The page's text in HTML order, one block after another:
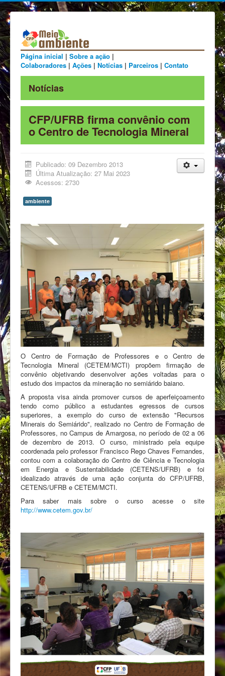
Página inicial | Sobre a ação |
Colaboradores | Ações | Notícias | Parceiros | Contato
Notícias
CFP/UFRB firma convênio com
o Centro de Tecnologia Mineral
Publicado: 09 Dezembro 2013
Última Atualização: 27 Mai 2023
Acessos: 2730
ambiente
O Centro de Formação de Professores e o Centro de
Tecnologia Mineral (CETEM/MCTI) propõem firmação de
convênio objetivando desenvolver ações voltadas para o
estudo dos impactos da mineração no semiárido baiano.
A proposta visa ainda promover cursos de aperfeiçoamento
tendo como público a estudantes egressos de cursos
superiores, a exemplo do curso de extensão "Recursos
Minerais do Semiárido", realizado no Centro de Formação de
Professores, no Campus de Amargosa, no período de 02 a 06
de dezembro de 2013. O curso, ministrado pela equipe
coordenada pelo professor Francisco Rego Chaves Fernandes,
contou com a colaboração do Centro de Ciência e Tecnologia
em Energia e Sustentabilidade (CETENS/UFRB) e foi
idealizado através de uma ação conjunta do CFP/UFRB,
CETENS/UFRB e CETEM/MCTI.
Para saber mais sobre o curso acesse o site
http://www.cetem.gov.br/